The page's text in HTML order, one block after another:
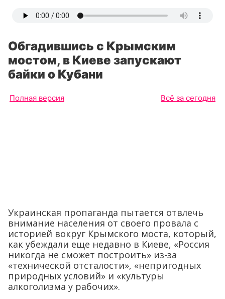
Обгадившись с Крымским
мостом, в Киеве запускают
байки о Кубани
Полная версия Всё за сегодня
Украинская пропаганда пытается отвлечь
внимание населения от своего провала с
историей вокруг Крымского моста, который,
как убеждали еще недавно в Киеве, «Россия
никогда не сможет построить» из-за
«технической отсталости», «непригодных
природных условий» и «культуры
алкоголизма у рабочих».